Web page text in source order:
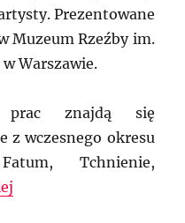
Prezentowane
Muzeum Rzeźby im.
Warszawie.
prac znajdą się
z wczesnego okresu
Tchnienie,